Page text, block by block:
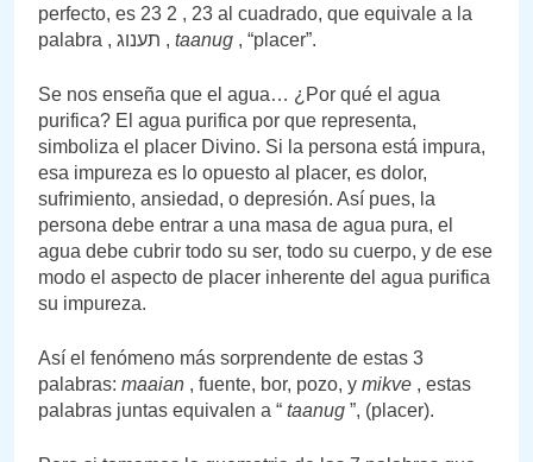
perfecto, es 23 2 , 23 al cuadrado, que equivale a la
palabra , תענוג , taanug , “placer”.
Se nos enseña que el agua… ¿Por qué el agua
purifica? El agua purifica por que representa,
simboliza el placer Divino. Si la persona está impura,
esa impureza es lo opuesto al placer, es dolor,
sufrimiento, ansiedad, o depresión. Así pues, la
persona debe entrar a una masa de agua pura, el
agua debe cubrir todo su ser, todo su cuerpo, y de ese
modo el aspecto de placer inherente del agua purifica
su impureza.
Así el fenómeno más sorprendente de estas 3
palabras: maaian , fuente, bor, pozo, y mikve , estas
palabras juntas equivalen a “ taanug ”, (placer).